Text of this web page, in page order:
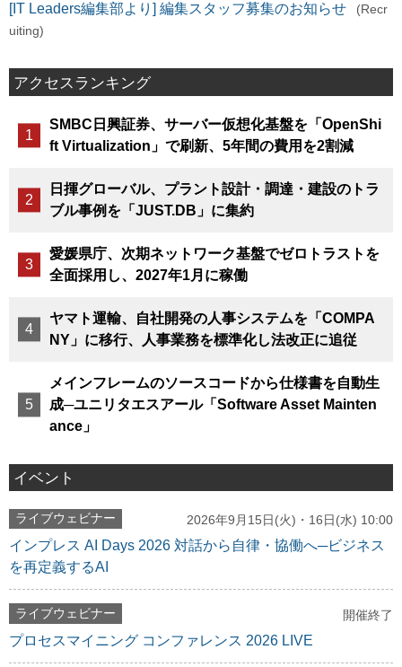
[IT Leaders編集部より] 編集スタッフ募集のお知らせ
(Recr
uiting)
アクセスランキング
SMBC日興証券、サーバー仮想化基盤を「OpenShi
ft Virtualization」で刷新、5年間の費用を2割減
日揮グローバル、プラント設計・調達・建設のトラ
ブル事例を「JUST.DB」に集約
愛媛県庁、次期ネットワーク基盤でゼロトラストを
全面採用し、2027年1月に稼働
ヤマト運輸、自社開発の人事システムを「COMPA
NY」に移行、人事業務を標準化し法改正に追従
メインフレームのソースコードから仕様書を自動生
成─ユニリタエスアール「Software Asset Mainten
ance」
イベント
ライブウェビナー 2026年9月15日(火)・16日(水) 10:00
インプレス AI Days 2026 対話から自律・協働へ─ビジネス
を再定義するAI
ライブウェビナー 開催終了
プロセスマイニング コンファレンス 2026 LIVE